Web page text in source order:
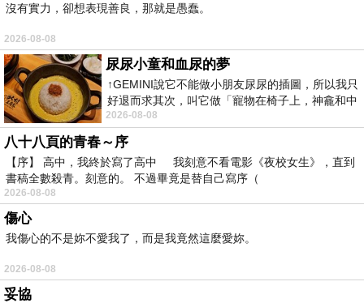
沒有實力，卻想表現善良，那就是愚蠢。
2026-08-08
尿尿小童和血尿的夢
↑GEMINI說它不能做小朋友尿尿的插圖，所以我只
好退而求其次，叫它做「寵物在椅子上，神龕和中
年人臉孔」的畫了。 六月底
2026-08-08
八十八頁的青春～序
【序】 高中，我終於寫了高中 我刻意不看電影《夜校女生》，直到
書稿全數殺青。刻意的。 不過畢竟是替自己寫序（
2026-08-08
傷心
我傷心的不是妳不愛我了，而是我竟然這麼愛妳。
2026-08-08
妥協